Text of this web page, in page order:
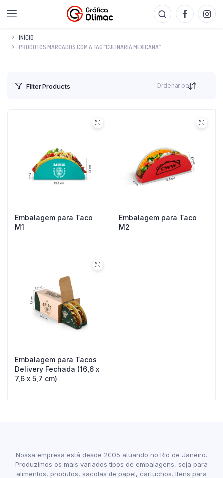
INÍCIO
PRODUTOS MARCADOS COM A TAG “CULINARIA MEXICANA”
Filter Products Ordenar por
Embalagem para Taco
M1
Embalagem para Taco
M2
Embalagem para Tacos
Delivery Fechada (16,6 x
7,6 x 5,7 cm)
Nossa empresa está desde 2005 atuando no Rio de Janeiro.
Produzimos os mais variados tipos de embalagens, seja para
alimentos, produtos, sacolas de papel, cartuchos. Itens para